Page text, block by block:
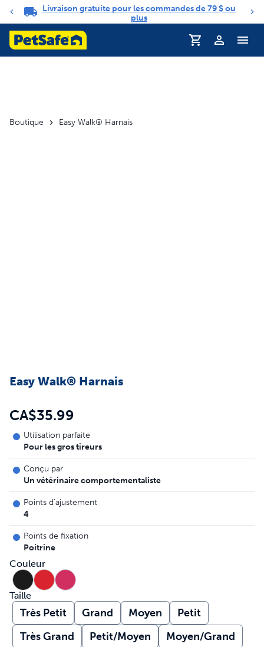
Carrousel de notifications
Livraison gratuite pour les commandes de 79 $ ou
plus
Profil
Boutique Easy Walk® Harnais
Easy Walk® Harnais
CA$35.99
Utilisation parfaite
Pour les gros tireurs
Conçu par
Un vétérinaire comportementaliste
Points d’ajustement
4
Points de fixation
Poitrine
Couleur
Taille
Très Petit Grand Moyen
Petit
Très Grand
Petit/Moyen Moyen/Grand